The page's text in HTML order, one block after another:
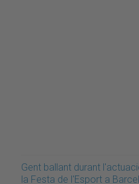
Gent ballant durant
la Festa de l'Esport a